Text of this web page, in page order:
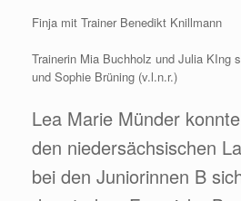
Finja mit Trainer Benedikt Knillmann
Trainerin Mia Buchholz und Julia KIng
und Sophie Brüning (v.l.n.r.)
Lea Marie Münder
den niedersächsischen
bei den Juniorinnen B